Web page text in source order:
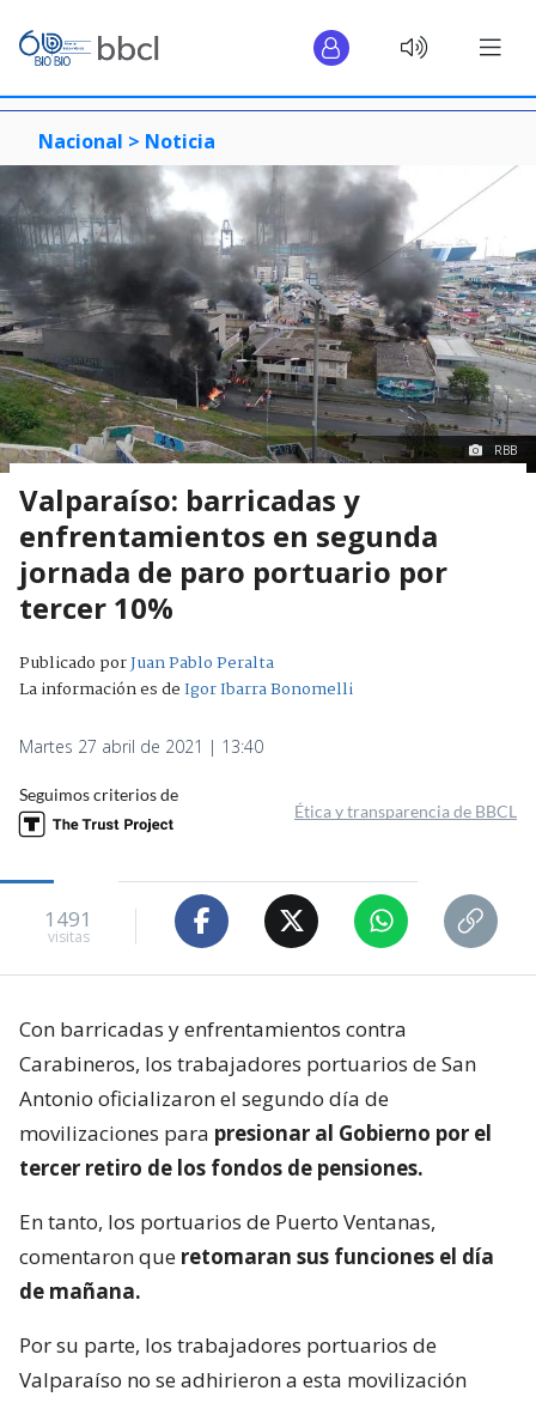
Nacional > Noticia
RBB
Valparaíso: barricadas y
enfrentamientos en segunda
jornada de paro portuario por
tercer 10%
Publicado porJuan Pablo Peralta
La información es deIgor Ibarra Bonomelli
Martes 27 abril de 2021 | 13:40
Seguimos criterios de
Ética y transparencia de BBCL
1491
visitas
Con barricadas y enfrentamientos contra
Carabineros, los trabajadores portuarios de San
Antonio oficializaron el segundo día de
movilizaciones para presionar al Gobierno por el
tercer retiro de los fondos de pensiones.
En tanto, los portuarios de Puerto Ventanas,
comentaron que retomaran sus funciones el día
de mañana.
Por su parte, los trabajadores portuarios de
Valparaíso no se adhirieron a esta movilización